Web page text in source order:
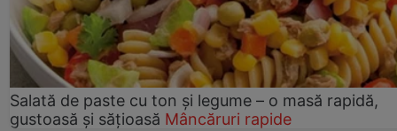
Salată de paste cu ton și legume – o masă rapidă,
gustoasă și sățioasă Mâncăruri rapide